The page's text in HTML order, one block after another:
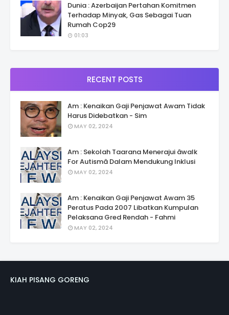
Dunia : Azerbaijan Pertahan Komitmen
Terhadap Minyak, Gas Sebagai Tuan
Rumah Cop29
01:03
RECENT POSTS
Am : Kenaikan Gaji Penjawat Awam Tidak
Harus Didebatkan - Sim
MAY 02, 2024
Am : Sekolah Taarana Menerajui âwalk
For Autismâ Dalam Mendukung Inklusi
MAY 02, 2024
Am : Kenaikan Gaji Penjawat Awam 35
Peratus Pada 2007 Libatkan Kumpulan
Pelaksana Gred Rendah - Fahmi
MAY 02, 2024
KIAH PISANG GORENG